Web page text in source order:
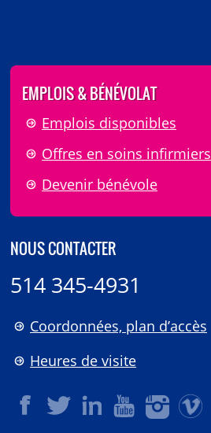
EMPLOIS & BÉNÉVOLAT
Emplois disponibles
Offres en soins infirmiers
Devenir bénévole
NOUS CONTACTER
514 345-4931
Coordonnées, plan d’accès
Heures de visite